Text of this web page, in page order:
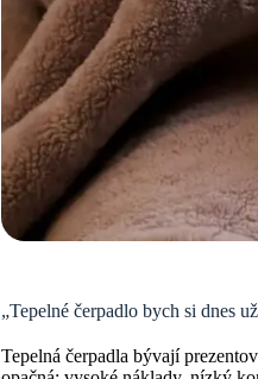
„Tepelné čerpadlo bych si dnes
Tepelná čerpadla bývají